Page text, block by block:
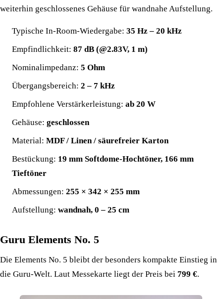
weiterhin geschlossenes Gehäuse für wandnahe Aufstellung.
Typische In-Room-Wiedergabe: 35 Hz – 20 kHz
Empfindlichkeit: 87 dB (@2.83V, 1 m)
Nominalimpedanz: 5 Ohm
Übergangsbereich: 2 – 7 kHz
Empfohlene Verstärkerleistung: ab 20 W
Gehäuse: geschlossen
Material: MDF / Linen / säurefreier Karton
Bestückung: 19 mm Softdome-Hochtöner, 166 mm
Tieftöner
Abmessungen: 255 × 342 × 255 mm
Aufstellung: wandnah, 0 – 25 cm
Guru Elements No. 5
Die Elements No. 5 bleibt der besonders kompakte Einstieg in
die Guru-Welt. Laut Messekarte liegt der Preis bei 799 €.